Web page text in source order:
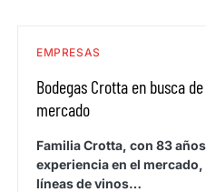
EMPRESAS
Bodegas Crotta en busca
mercado
Familia Crotta, con 83
experiencia en el
líneas de vinos…